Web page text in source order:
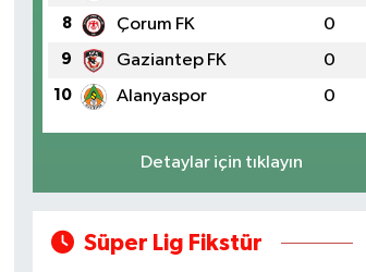
8 Çorum FK 0
9 Gaziantep FK 0
10 Alanyaspor 0
Detaylar için tıklayın
Süper Lig Fikstür